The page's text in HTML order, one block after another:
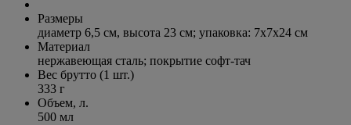
Размеры
диаметр 6,5 см, высота 23 см; упаковка: 7х7х24 см
Материал
нержавеющая сталь; покрытие софт-тач
Вес брутто (1 шт.)
333 г
Объем, л.
500 мл